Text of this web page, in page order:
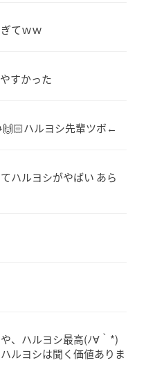
てｗｗ
すかった
ハルヨシ先輩ツボ←
ハルヨシがやばい あら
、ハルヨシ最高(ﾉ∀｀*)
ルヨシは聞く価値ありま